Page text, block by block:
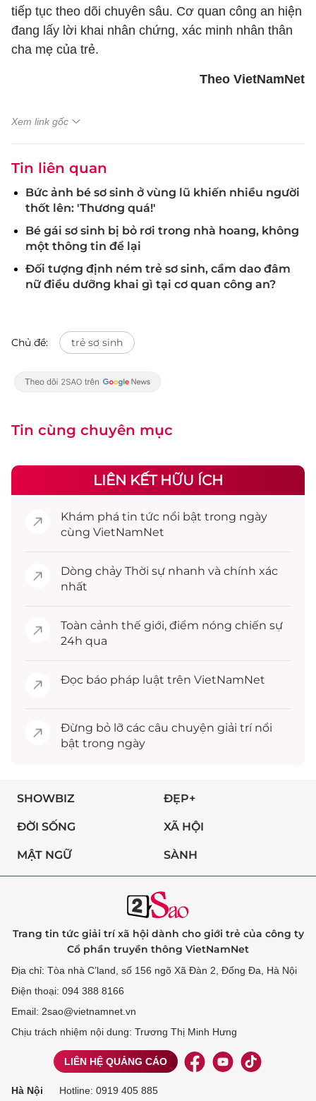
tiếp tục theo dõi chuyên sâu. Cơ quan công an hiện
đang lấy lời khai nhân chứng, xác minh nhân thân
cha mẹ của trẻ.
Theo VietNamNet
Xem link gốc
Tin liên quan
Bức ảnh bé sơ sinh ở vùng lũ khiến nhiều người
thốt lên: 'Thương quá!'
Bé gái sơ sinh bị bỏ rơi trong nhà hoang, không
một thông tin để lại
Đối tượng định ném trẻ sơ sinh, cầm dao đâm
nữ điều dưỡng khai gì tại cơ quan công an?
Chủ đề: trẻ sơ sinh
Tin cùng chuyên mục
LIÊN KẾT HỮU ÍCH
Khám phá tin tức nổi bật trong ngày
cùng VietNamNet
Dòng chảy Thời sự nhanh và chính xác
nhất
Toàn cảnh thế giới, điểm nóng chiến sự
24h qua
Đọc báo pháp luật trên VietNamNet
Đừng bỏ lỡ các câu chuyện giải trínổi
bật trong ngày
SHOWBIZ ĐẸP+
ĐỜI SỐNG XÃ HỘI
MẬT NGỮ SÀNH
Trang tin tức giải trí xã hội dành cho giới trẻ của công ty
Cổ phần truyền thông VietNamNet
Địa chỉ: Tòa nhà C’land, số 156 ngõ Xã Đàn 2, Đống Đa, Hà Nội
Điện thoại: 094 388 8166
Email: 2sao@vietnamnet.vn
Chịu trách nhiệm nội dung: Trương Thị Minh Hưng
LIÊN HỆ QUẢNG CÁO
Hà Nội Hotline: 0919 405 885